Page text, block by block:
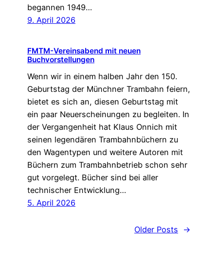
begannen 1949…
9. April 2026
FMTM-Vereinsabend mit neuen
Buchvorstellungen
Wenn wir in einem halben Jahr den 150.
Geburtstag der Münchner Trambahn feiern,
bietet es sich an, diesen Geburtstag mit
ein paar Neuerscheinungen zu begleiten. In
der Vergangenheit hat Klaus Onnich mit
seinen legendären Trambahnbüchern zu
den Wagentypen und weitere Autoren mit
Büchern zum Trambahnbetrieb schon sehr
gut vorgelegt. Bücher sind bei aller
technischer Entwicklung…
5. April 2026
Older Posts →